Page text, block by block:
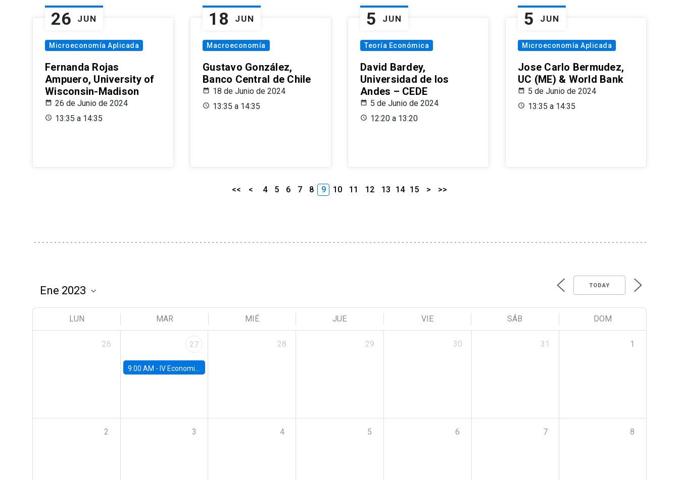
26 JUN
Microeconomía Aplicada
Fernanda Rojas
Ampuero, University of
Wisconsin-Madison
26 de Junio de 2024
13:35 a 14:35
18 JUN
Macroeconomía
Gustavo González,
Banco Central de Chile
18 de Junio de 2024
13:35 a 14:35
5 JUN
Teoría Económica
David Bardey,
Universidad de los
Andes – CEDE
5 de Junio de 2024
12:20 a 13:20
5 JUN
Microeconomía Aplicada
Jose Carlo Bermudez,
UC (ME) & World Bank
5 de Junio de 2024
13:35 a 14:35
<< < 4 5 6 7 8 9 10 11 12 13 14 15 > >>
TODAY
LUN MAR MIÉ JUE VIE SÁB DOM
26 27
9:00 AM - IV Economics Alumni Workshop
28 29 30 31 1
2 3 4 5 6 7 8